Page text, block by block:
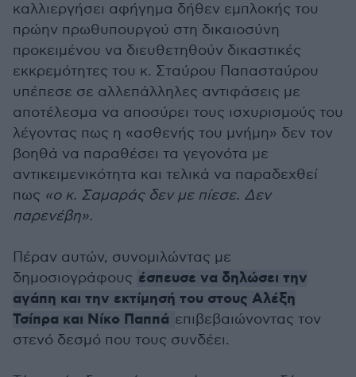
καλλιεργήσει αφήγημα δήθεν εμπλοκής του
πρώην πρωθυπουργού στη δικαιοσύνη
προκειμένου να διευθετηθούν δικαστικές
εκκρεμότητες του κ. Σταύρου Παπασταύρου
υπέπεσε σε αλλεπάλληλες αντιφάσεις με
αποτέλεσμα να αποσύρει τους ισχυρισμούς του
λέγοντας πως η «ασθενής του μνήμη» δεν τον
βοηθά να παραθέσει τα γεγονότα με
αντικειμενικότητα και τελικά να παραδεχθεί
πως «ο κ. Σαμαράς δεν με πίεσε. Δεν
παρενέβη».
Πέραν αυτών, συνομιλώντας με
δημοσιογράφους έσπευσε να δηλώσει την
αγάπη και την εκτίμησή του στους Αλέξη
Τσίπρα και Νίκο Παππά επιβεβαιώνοντας τον
στενό δεσμό που τους συνδέει.